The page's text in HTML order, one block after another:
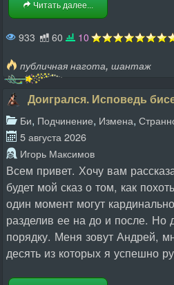
Читать далее...
933 60 10
публичная нагота, шантаж
Доигрался. Исповедь
Би, Подчинение, Измена,
5 августа 2026
Игорь Максимов
Всем привет. Хочу вам
будет мой сказ о том, как
один момент могут
разделив ее на до и после. Но
порядку. Меня зовут Андрей,
десять из которых я успешно